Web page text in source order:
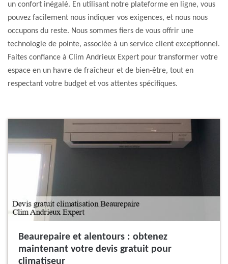
un confort inégalé. En utilisant notre plateforme en ligne, vous
pouvez facilement nous indiquer vos exigences, et nous nous
occupons du reste. Nous sommes fiers de vous offrir une
technologie de pointe, associée à un service client exceptionnel.
Faites confiance à Clim Andrieux Expert pour transformer votre
espace en un havre de fraîcheur et de bien-être, tout en
respectant votre budget et vos attentes spécifiques.
Beaurepaire et alentours : obtenez
maintenant votre devis gratuit pour
climatiseur